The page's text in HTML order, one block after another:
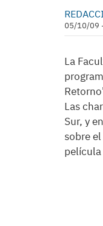
05/10/09
La
Las
Sur, y
sobre
película